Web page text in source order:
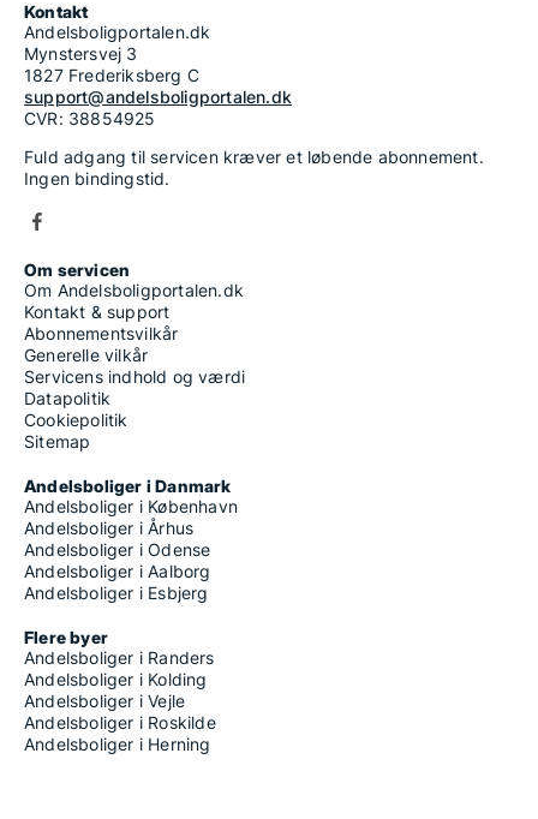
Kontakt
Andelsboligportalen.dk
Mynstersvej 3
1827 Frederiksberg C
support@andelsboligportalen.dk
CVR: 38854925
Fuld adgang til servicen kræver et løbende abonnement.
Ingen bindingstid.
Om servicen
Om Andelsboligportalen.dk
Kontakt & support
Abonnementsvilkår
Generelle vilkår
Servicens indhold og værdi
Datapolitik
Cookiepolitik
Sitemap
Andelsboliger i Danmark
Andelsboliger i København
Andelsboliger i Århus
Andelsboliger i Odense
Andelsboliger i Aalborg
Andelsboliger i Esbjerg
Flere byer
Andelsboliger i Randers
Andelsboliger i Kolding
Andelsboliger i Vejle
Andelsboliger i Roskilde
Andelsboliger i Herning